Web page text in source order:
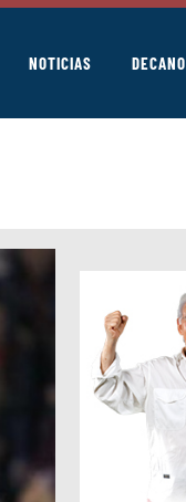
NOTICIAS DECANO